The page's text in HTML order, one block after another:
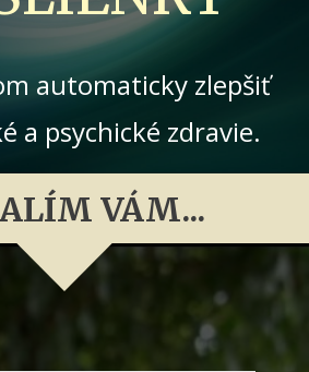
automaticky zlepšiť
a psychické zdravie.
VÁM...